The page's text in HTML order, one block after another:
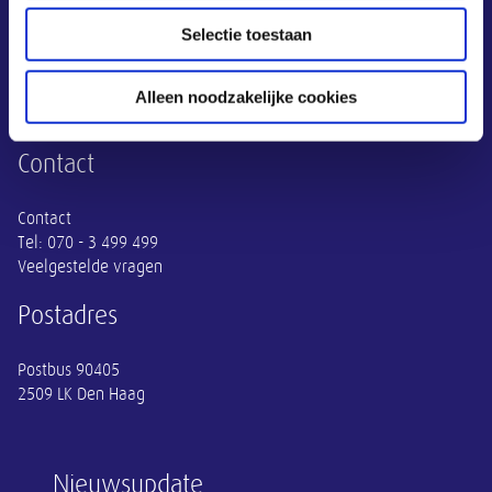
Selectie toestaan
Alleen noodzakelijke cookies
Nieuwsupdate
Actueel
SER
Contact
Contact
Tel: 070 - 3 499 499
Veelgestelde vragen
Postadres
Postbus 90405
2509 LK Den Haag